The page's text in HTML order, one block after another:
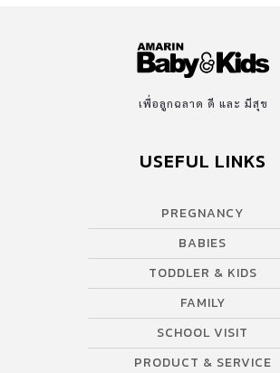
เพื่อลูกฉลาด ดี และ มีสุข
USEFUL LINKS
PREGNANCY
BABIES
TODDLER & KIDS
FAMILY
SCHOOL VISIT
PRODUCT & SERVICE